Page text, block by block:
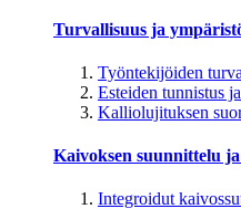
Turvallisuus ja
Työntekijöiden
Esteiden tunnistus
Kalliolujituksen
Kaivoksen suunnittelu
Integroidut